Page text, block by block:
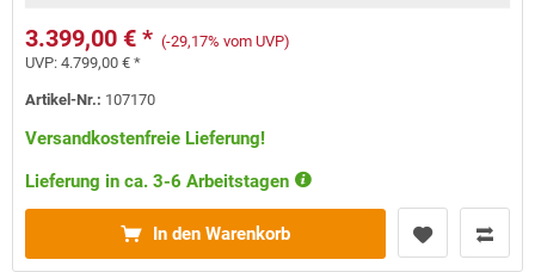
3.399,00 € * (-29,17% vom UVP)
UVP:4.799,00 € *
Artikel-Nr.: 107170
Versandkostenfreie Lieferung!
Lieferung in ca. 3-6 Arbeitstagen
In den Warenkorb